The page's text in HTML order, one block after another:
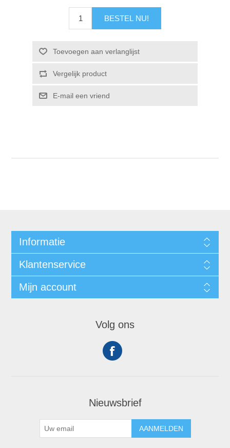
BESTEL NU!
Toevoegen aan verlanglijst
Vergelijk product
E-mail een vriend
Informatie
Klantenservice
Mijn account
Volg ons
Nieuwsbrief
AANMELDEN